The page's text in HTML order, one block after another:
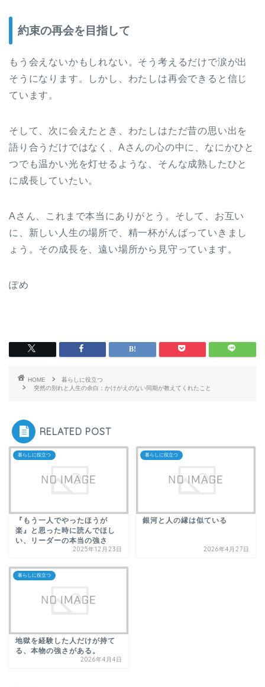
約束の再会を目指して
もう会えないかもしれない。そう考えるだけで涙が出
そうになります。しかし、わたしは再会できると信じ
ています。
そして、次に会えたとき、わたしはただ昔の思い出を
語り合うだけではなく、Aさんの心の中に、なにかひと
つでも温かい光を灯せるような、そんな成熟したひと
に成長していたい。
Aさん、これまで本当にありがとう。そして、お互い
に、新しい人生の場所で、精一杯がんばっていきまし
ょう。その成長を、遠い場所から見守っています。
ぽめ
HOME
暮らしに役立つ
突然の別れと人生の余白：かけがえのない同期が教えてくれたこと
RELATED POST
暮らしに役立つ
『もう一人でやったほうが
楽』と思った時に読んでほし
い、リーダーの本当の強さ
2025年12月23日
暮らしに役立つ
銀河と人の縁は似ている
2026年4月27日
暮らしに役立つ
地獄を経験した人だけが持て
る、本物の強さがある。
2026年4月4日